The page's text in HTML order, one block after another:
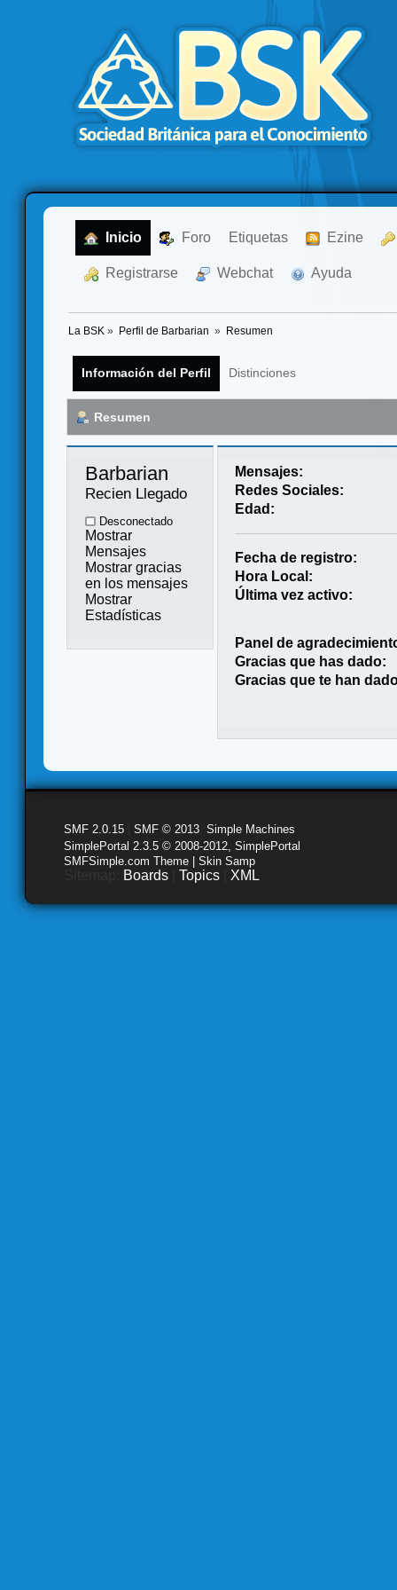
Inicio Foro Etiquetas Ezine
Registrarse Webchat Ayuda
La BSK » Perfil de Barbarian » Resumen
Información del Perfil Distinciones
Resumen
Barbarian
Recien Llegado
Desconectado
Mostrar
Mensajes
Mostrar gracias
en los mensajes
Mostrar
Estadísticas
Mensajes:
Redes Sociales:
Edad:
Fecha de registro:
Hora Local:
Última vez activo:
Panel de
Gracias que has dado:
Gracias que te han
SMF 2.0.15 SMF © 2013 Simple Machines
SimplePortal 2.3.5 © 2008-2012, SimplePortal
SMFSimple.com Theme | Skin Samp
Boards Topics XML